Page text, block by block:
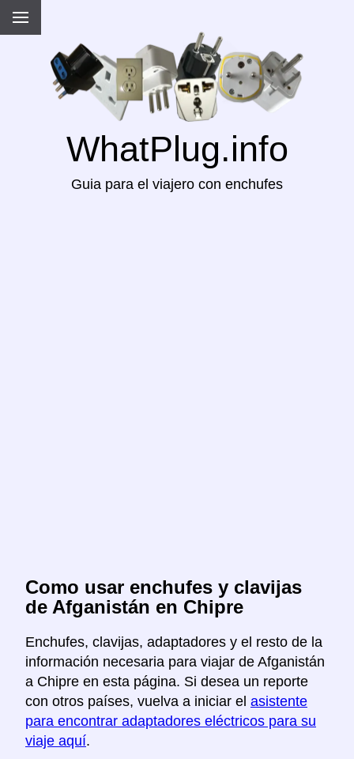
WhatPlug.info
Guia para el viajero con enchufes
Como usar enchufes y clavijas
de Afganistán en Chipre
Enchufes, clavijas, adaptadores y el resto de la
información necesaria para viajar de Afganistán
a Chipre en esta página. Si desea un reporte
con otros países, vuelva a iniciar el asistente
para encontrar adaptadores eléctricos para su
viaje aquí.